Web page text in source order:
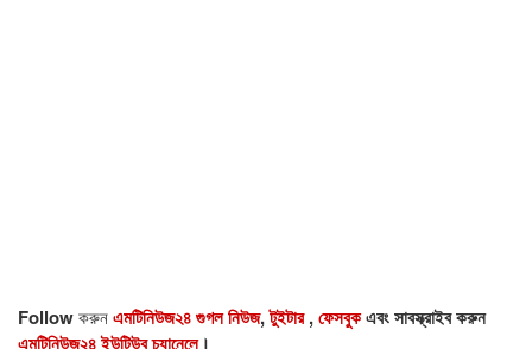
Followকরুনএমটিনিউজ২৪ গুগল নিউজ,টুইটার,ফেসবুকএবং সাবস্ক্রাইব করুন
এমটিনিউজ২৪ ইউটিউব চ্যানেলে।